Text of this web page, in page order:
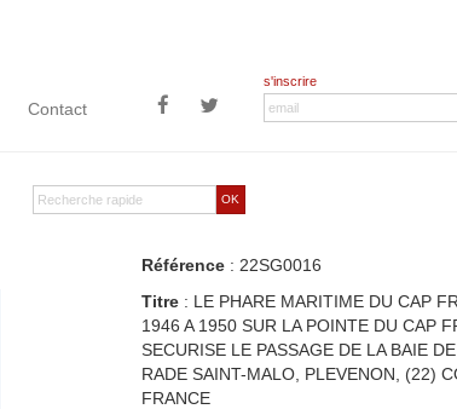
Contact
s'inscrire
OK
Référence: 22SG0016
Titre: LE PHARE MARITIME DU CAP
1946 A 1950 SUR LA POINTE DU CAP
SECURISE LE PASSAGE DE LA BAIE
RADE SAINT-MALO, PLEVENON, (22)
FRANCE